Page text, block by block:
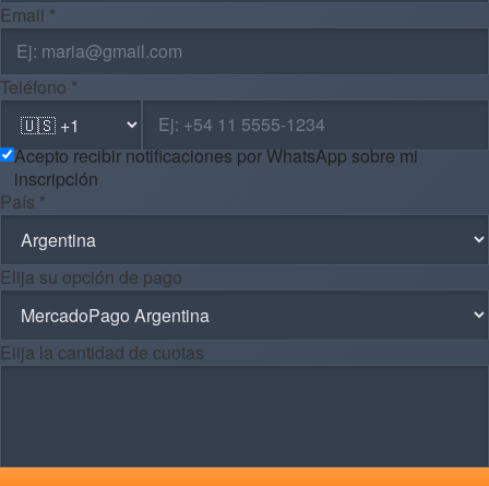
Email *
Teléfono *
Acepto recibir notificaciones por WhatsApp sobre mi
inscripción
País *
Elija su opción de pago
Elija la cantidad de cuotas